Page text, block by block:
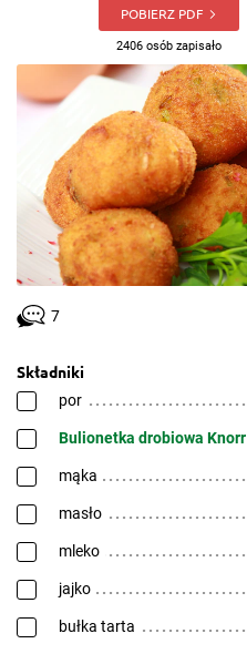
POBIERZ PDF
2406 osób zapisało
7
Składniki
por
Bulionetka drobiowa Knorr
mąka
masło
mleko
jajko
bułka tarta